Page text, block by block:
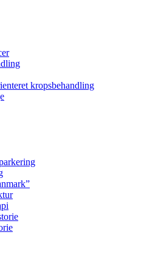
kropsbehandling